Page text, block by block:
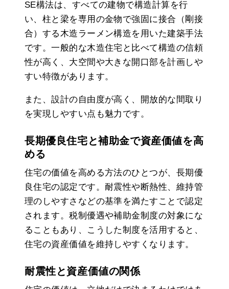
SE構法は、すべての建物で構造計算を行
い、柱と梁を専用の金物で強固に接合（剛接
合）する木造ラーメン構造を用いた建築手法
です。一般的な木造住宅と比べて構造の信頼
性が高く、大空間や大きな開口部を計画しや
すい特徴があります。
また、設計の自由度が高く、開放的な間取り
を実現しやすい点も魅力です。
長期優良住宅と補助金で資産価値を高
める
住宅の価値を高める方法のひとつが、長期優
良住宅の認定です。耐震性や断熱性、維持管
理のしやすさなどの基準を満たすことで認定
されます。税制優遇や補助金制度の対象にな
ることもあり、こうした制度を活用すると、
住宅の資産価値を維持しやすくなります。
耐震性と資産価値の関係